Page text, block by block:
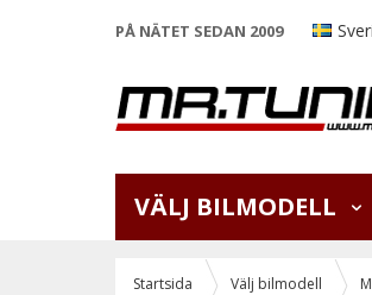
PÅ NÄTET SEDAN 2009
VÄLJ BILMODELL
Startsida Välj bilmodell